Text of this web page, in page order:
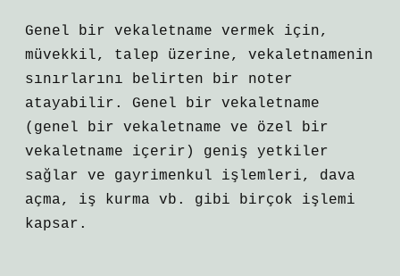
Genel bir vekaletname vermek için,
müvekkil, talep üzerine, vekaletnamenin
sınırlarını belirten bir noter
atayabilir. Genel bir vekaletname
(genel bir vekaletname ve özel bir
vekaletname içerir) geniş yetkiler
sağlar ve gayrimenkul işlemleri, dava
açma, iş kurma vb. gibi birçok işlemi
kapsar.